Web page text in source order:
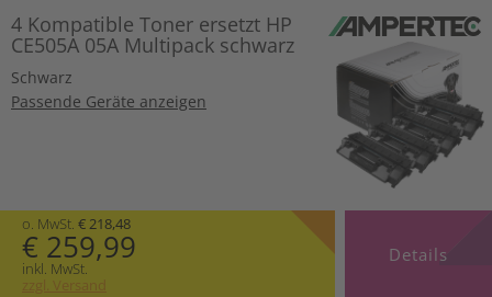
4 Kompatible Toner ersetzt HP
CE505A 05A Multipack schwarz
Schwarz
Passende Geräte anzeigen
o. MwSt. € 218,48
€ 259,99
inkl. MwSt.
zzgl. Versand
Details